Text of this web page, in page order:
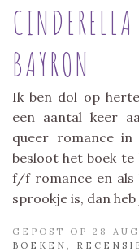
BAYRON
Ik ben dol op
een aantal keer
queer romance
besloot het boek
f/f romance en als
sprookje is, dan
GEPOST OP 28
BOEKEN